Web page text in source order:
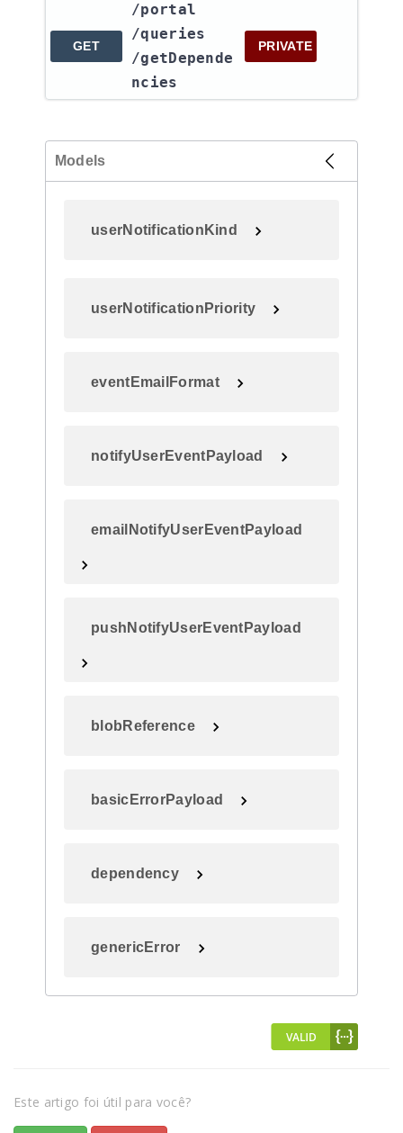
GET
​/portal​
/queries​
/getDepende
ncies
PRIVATE
Models
userNotificationKind
userNotificationPriority
eventEmailFormat
notifyUserEventPayload
emailNotifyUserEventPayload
pushNotifyUserEventPayload
blobReference
basicErrorPayload
dependency
genericError
Este artigo foi útil para você?